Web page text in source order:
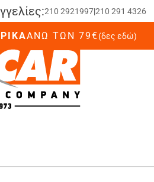
210 2921997|210 291 4326
ΆΝΩ ΤΩΝ 79€(δες εδώ)